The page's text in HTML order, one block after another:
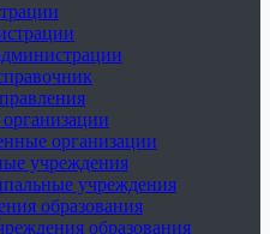
организации
учреждения
учреждения
образования
образования